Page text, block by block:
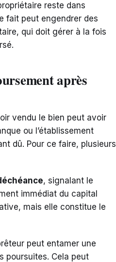
reste dans
fait peut engendrer des
qui doit gérer à la fois
après
vendu le bien peut avoir
ou l’établissement
dû. Pour ce faire, plusieurs
, signalant le
immédiat du capital
mais elle constitue le
peut entamer une
poursuites. Cela peut